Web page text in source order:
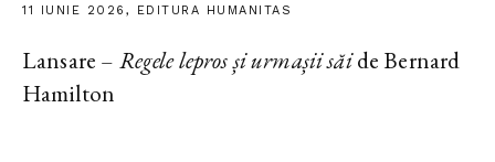
11 IUNIE 2026, EDITURA HUMANITAS
Lansare – Regele lepros și urmașii săide Bernard
Hamilton